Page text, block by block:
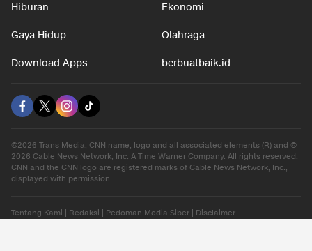
Hiburan Ekonomi
Gaya Hidup Olahraga
Download Apps berbuatbaik.id
©2026 Trans Media, CNN name, logo and all associated elements (R) and ©
2026 Cable News Network, Inc. A Time Warner Company. All rights reserved.
CNN and the CNN logo are registered marks of Cable News Network, Inc.,
displayed with permission.
Tentang Kami Redaksi Pedoman Media Siber Disclaimer